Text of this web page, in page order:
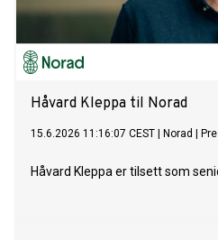
Håvard Kleppa til Norad
15.6.2026 11:16:07 CEST Norad
Håvard Kleppa er tilsett som